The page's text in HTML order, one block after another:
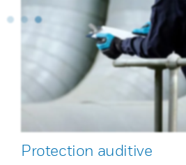
Protection auditive